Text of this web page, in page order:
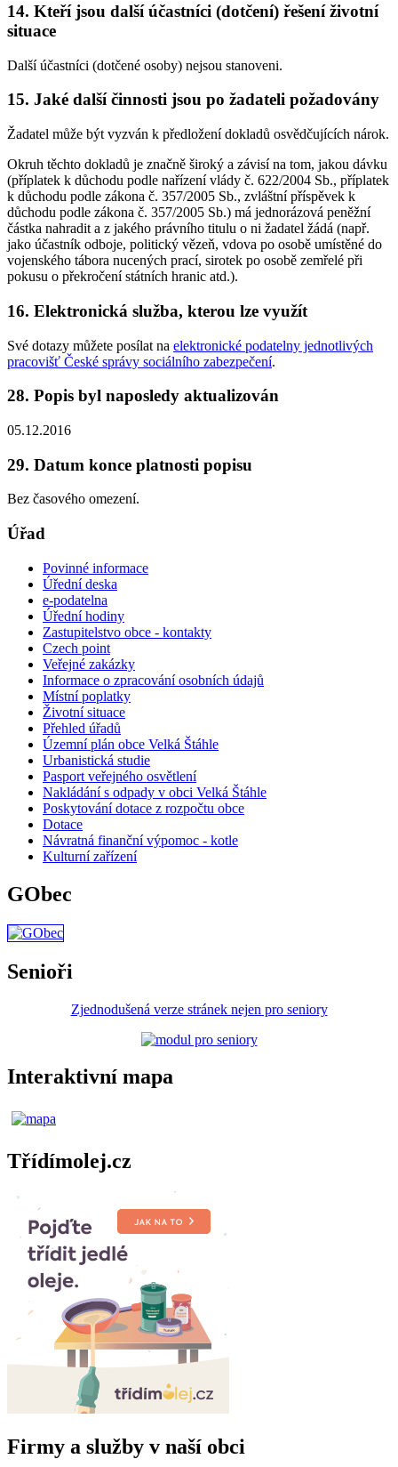
14. Kteří jsou další účastníci (dotčení) řešení životní
situace
Další účastníci (dotčené osoby) nejsou stanoveni.
15. Jaké další činnosti jsou po žadateli požadovány
Žadatel může být vyzván k předložení dokladů osvědčujících nárok.
Okruh těchto dokladů je značně široký a závisí na tom, jakou dávku
(příplatek k důchodu podle nařízení vlády č. 622/2004 Sb., příplatek
k důchodu podle zákona č. 357/2005 Sb., zvláštní příspěvek k
důchodu podle zákona č. 357/2005 Sb.) má jednorázová peněžní
částka nahradit a z jakého právního titulu o ni žadatel žádá (např.
jako účastník odboje, politický vězeň, vdova po osobě umístěné do
vojenského tábora nucených prací, sirotek po osobě zemřelé při
pokusu o překročení státních hranic atd.).
16. Elektronická služba, kterou lze využít
Své dotazy můžete posílat na elektronické podatelny jednotlivých
pracovišť České správy sociálního zabezpečení.
28. Popis byl naposledy aktualizován
05.12.2016
29. Datum konce platnosti popisu
Bez časového omezení.
Úřad
Povinné informace
Úřední deska
e-podatelna
Úřední hodiny
Zastupitelstvo obce - kontakty
Czech point
Veřejné zakázky
Informace o zpracování osobních údajů
Místní poplatky
Životní situace
Přehled úřadů
Územní plán obce Velká Štáhle
Urbanistická studie
Pasport veřejného osvětlení
Nakládání s odpady v obci Velká Štáhle
Poskytování dotace z rozpočtu obce
Dotace
Návratná finanční výpomoc - kotle
Kulturní zařízení
GObec
Senioři
Zjednodušená verze stránek nejen pro seniory
Interaktivní mapa
Třídímolej.cz
Firmy a služby v naší obci